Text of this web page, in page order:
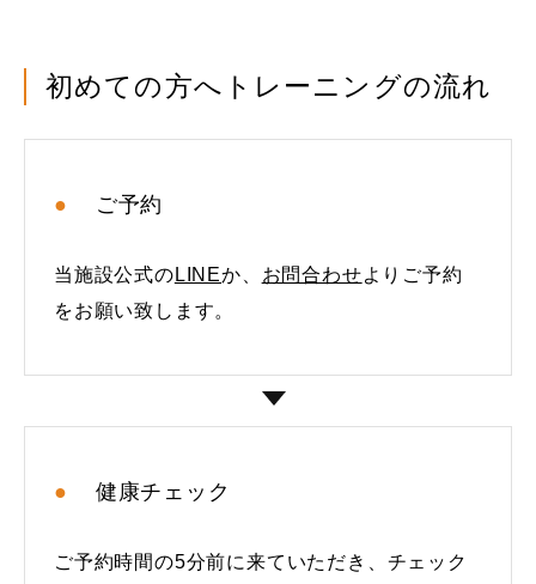
初めての方へトレーニングの流れ
ご予約
当施設公式の LINEか、 お問合わせよりご予約
をお願い致します。
健康チェック
ご予約時間の5分前に来ていただき、チェック